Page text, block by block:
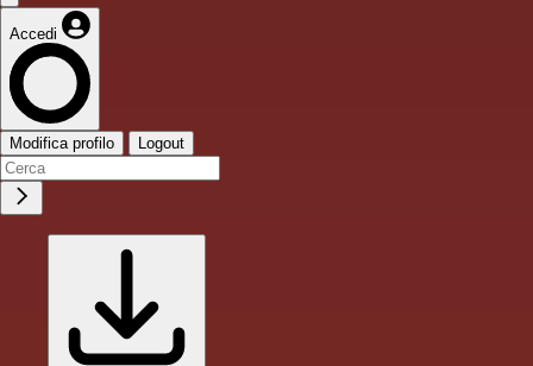
Accedi
Modifica profilo Logout